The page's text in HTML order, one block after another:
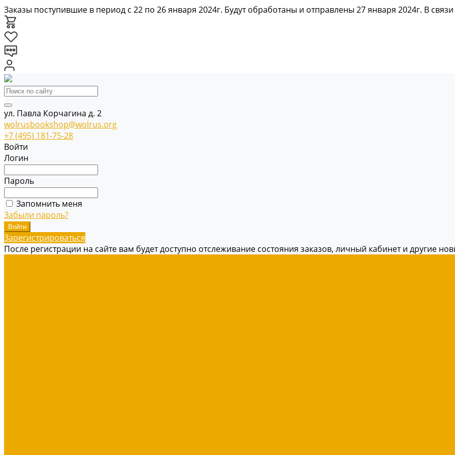
Заказы поступившие в период с 22 по 26 января 2024г. Будут обработаны и отправлены 27 января 2024г. В
ул. Павла Корчагина д. 2
wolrusbookshop@wolrus.org
+7 (495) 181-75-28
Войти
Логин
Пароль
Запомнить меня
Забыли пароль?
Зарегистрироваться
После регистрации на сайте вам будет доступно отслеживание состояния заказов, личный кабинет и другие